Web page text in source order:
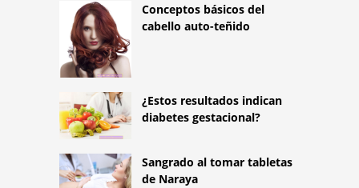
Conceptos básicos del
cabello auto-teñido
¿Estos resultados indican
diabetes gestacional?
Sangrado al tomar tabletas
de Naraya